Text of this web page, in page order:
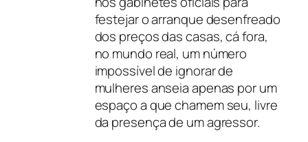
festejar o arranque desenfreado
dos preços das casas, cá fora,
no mundo real, um número
impossível de ignorar de
mulheres anseia apenas por um
espaço a que chamem seu, livre
da presença de um agressor.